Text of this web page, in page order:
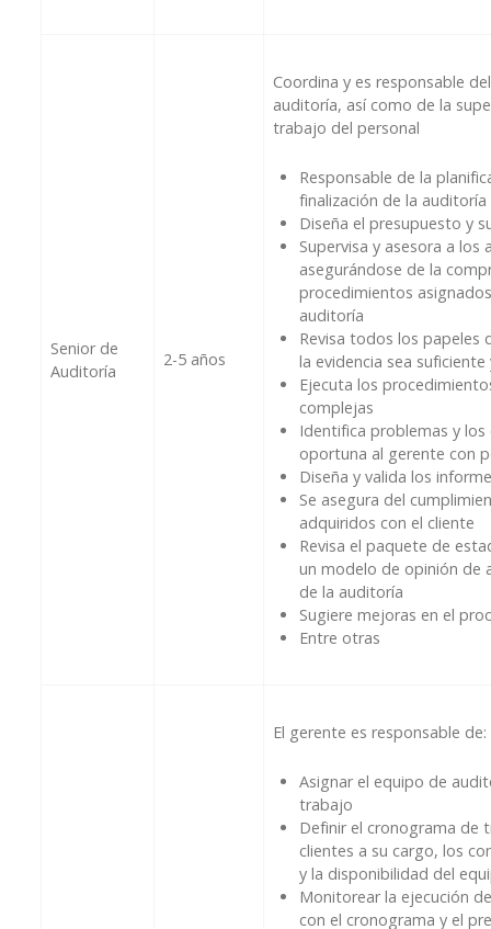
Senior de
Auditoría
2-5 años
Coordina y es responsable
auditoría, así como de la
trabajo del personal
Responsable de la
finalización de la auditoría
Diseña el presupuesto y
Supervisa y asesora a
asegurándose de la
procedimientos
auditoría
Revisa todos los papeles
la evidencia sea
Ejecuta los
complejas
Identifica problemas y
oportuna al gerente con
Diseña y valida los
Se asegura del
adquiridos con el cliente
Revisa el paquete de
un modelo de opinión de
de la auditoría
Sugiere mejoras en el
Entre otras
El gerente es responsable de:
Asignar el equipo de
trabajo
Definir el cronograma de
clientes a su cargo, los
y la disponibilidad del
Monitorear la ejecución
con el cronograma y el